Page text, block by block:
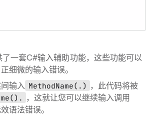
一套C#输入辅助功能，这些功能可以
细微的输入错误。
输入 MethodName(.)
，此代码将被
，这就让您可以继续输入调用
语法错误。